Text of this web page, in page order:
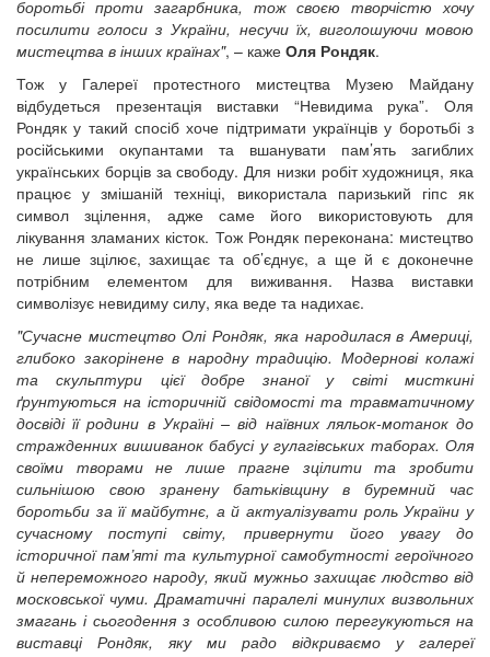
боротьбі проти загарбника, тож своєю творчістю хочу
посилити голоси з України, несучи їх, виголошуючи мовою
мистецтва в інших країнах", – каже Оля Рондяк.
Тож у Галереї протестного мистецтва Музею Майдану
відбудеться презентація виставки “Невидима рука”. Оля
Рондяк у такий спосіб хоче підтримати українців у боротьбі з
російськими окупантами та вшанувати пам’ять загиблих
українських борців за свободу. Для низки робіт художниця, яка
працює у змішаній техніці, використала паризький гіпс як
символ зцілення, адже саме його використовують для
лікування зламаних кісток. Тож Рондяк переконана: мистецтво
не лише зцілює, захищає та об’єднує, а ще й є доконечне
потрібним елементом для виживання. Назва виставки
символізує невидиму силу, яка веде та надихає.
"Сучасне мистецтво Олі Рондяк, яка народилася в Америці,
глибоко закорінене в народну традицію. Модернові колажі
та скульптури цієї добре знаної у світі мисткині
ґрунтуються на історичній свідомості та травматичному
досвіді її родини в Україні – від наївних ляльок-мотанок до
стражденних вишиванок бабусі у гулагівських таборах. Оля
своїми творами не лише прагне зцілити та зробити
сильнішою свою зранену батьківщину в буремний час
боротьби за її майбутнє, а й актуалізувати роль України у
сучасному поступі світу, привернути його увагу до
історичної пам’яті та культурної самобутності героїчного
й непереможного народу, який мужньо захищає людство від
московської чуми. Драматичні паралелі минулих визвольних
змагань і сьогодення з особливою силою перегукуються на
виставці Рондяк, яку ми радо відкриваємо у галереї